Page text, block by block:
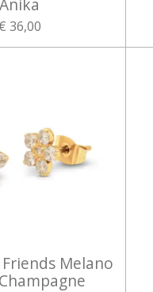
€ 36,00
Melano